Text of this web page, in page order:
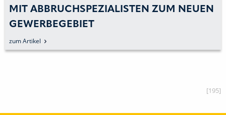
MIT ABBRUCHSPEZIALISTEN ZUM NEUEN
GEWERBEGEBIET
zum Artikel
[195]